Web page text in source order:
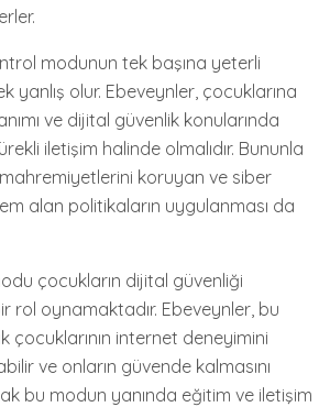
modunun tek başına yeterli
yanlış olur. Ebeveynler, çocuklarına
ve dijital güvenlik konularında
iletişim halinde olmalıdır. Bununla
koruyan ve siber
alan politikaların uygulanması da
çocukların dijital güvenliği
rol oynamaktadır. Ebeveynler, bu
çocuklarının internet deneyimini
ve onların güvende kalmasını
bu modun yanında eğitim ve iletişim